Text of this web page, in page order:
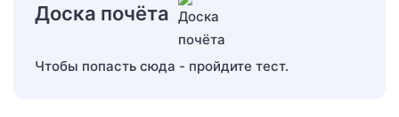
Доска почёта
Чтобы попасть сюда - пройдите тест.